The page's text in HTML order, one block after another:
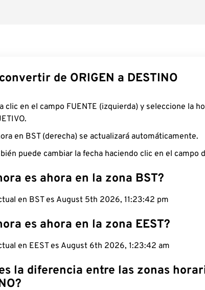
de ORIGEN a DESTINO
clic en el campo FUENTE (izquierda) y seleccione la
en BST (derecha) se actualizará automáticamente.
puede cambiar la fecha haciendo clic en el campo
es ahora en la zona BST?
en BST es August 5th 2026, 11:23:43 pm
es ahora en la zona EEST?
en EEST es August 6th 2026, 1:23:43 am
la diferencia entre las zonas